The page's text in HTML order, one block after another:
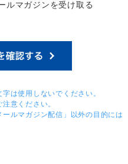
ルマガジンを受け取る
は使用しないでください。
意ください。
ルマガジン配信」以外の目的には